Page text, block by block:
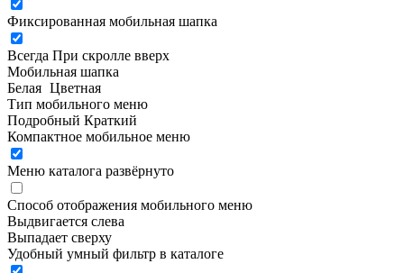
Фиксированная мобильная шапка
Всегда При скролле вверх
Мобильная шапка
Белая Цветная
Тип мобильного меню
Подробный Краткий
Компактное мобильное меню
Меню каталога развёрнуто
Способ отображения мобильного меню
Выдвигается слева
Выпадает сверху
Удобный умный фильтр в каталоге